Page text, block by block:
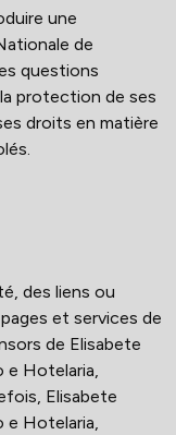
une
de
questions
protection de ses
droits en matière
des liens ou
et services de
de Elisabete
e Hotelaria,
Elisabete
e Hotelaria,